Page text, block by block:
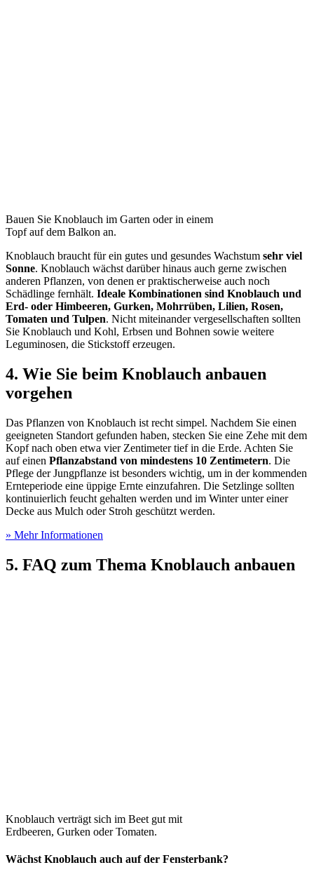
Bauen Sie Knoblauch im Garten oder in einem
Topf auf dem Balkon an.
Knoblauch braucht für ein gutes und gesundes Wachstum sehr viel
Sonne. Knoblauch wächst darüber hinaus auch gerne zwischen
anderen Pflanzen, von denen er praktischerweise auch noch
Schädlinge fernhält. Ideale Kombinationen sind Knoblauch und
Erd- oder Himbeeren, Gurken, Mohrrüben, Lilien, Rosen,
Tomaten und Tulpen. Nicht miteinander vergesellschaften sollten
Sie Knoblauch und Kohl, Erbsen und Bohnen sowie weitere
Leguminosen, die Stickstoff erzeugen.
4. Wie Sie beim Knoblauch anbauen
vorgehen
Das Pflanzen von Knoblauch ist recht simpel. Nachdem Sie einen
geeigneten Standort gefunden haben, stecken Sie eine Zehe mit dem
Kopf nach oben etwa vier Zentimeter tief in die Erde. Achten Sie
auf einen Pflanzabstand von mindestens 10 Zentimetern. Die
Pflege der Jungpflanze ist besonders wichtig, um in der kommenden
Ernteperiode eine üppige Ernte einzufahren. Die Setzlinge sollten
kontinuierlich feucht gehalten werden und im Winter unter einer
Decke aus Mulch oder Stroh geschützt werden.
» Mehr Informationen
5. FAQ zum Thema Knoblauch anbauen
Knoblauch verträgt sich im Beet gut mit
Erdbeeren, Gurken oder Tomaten.
Wächst Knoblauch auch auf der Fensterbank?